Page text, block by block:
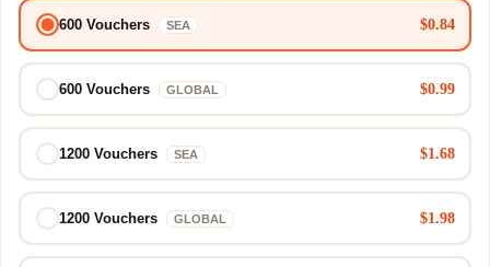
600 Vouchers SEA $0.84
600 Vouchers GLOBAL $0.99
1200 Vouchers SEA $1.68
1200 Vouchers GLOBAL $1.98